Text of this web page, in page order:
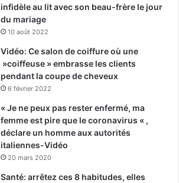
infidèle au lit avec son beau-frère le jour
du mariage
10 août 2022
Vidéo: Ce salon de coiffure où une
»coiffeuse » embrasse les clients
pendant la coupe de cheveux
6 février 2022
« Je ne peux pas rester enfermé, ma
femme est pire que le coronavirus « ,
déclare un homme aux autorités
italiennes-Vidéo
20 mars 2020
Santé: arrêtez ces 8 habitudes, elles